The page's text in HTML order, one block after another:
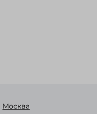
Москва